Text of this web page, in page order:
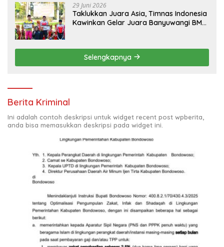
29 Juni 2026
Taklukkan Juara Asia, Timnas Indonesia
Kawinkan Gelar Juara Banyuwangi BMX
Selengkapnya
Berita Kriminal
Ini adalah contoh deskripsi untuk widget recent post wpberita,
anda bisa memasukkan deskripsi pada widget ini.